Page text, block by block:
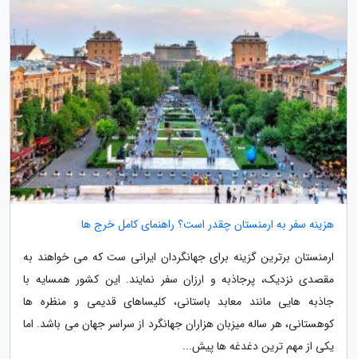
هزینه سفر به ارمنستان چقدر است؟ راهنمای کامل خرج ها
ارمنستان برترین گزینه برای جهانگردان ایرانی ست که می خواهند به
مقصدی نزدیک، پرجاذبه و ارزان سفر نمایند. این کشور همسایه با
جاذبه هایی مانند معابد باستانی، کلیساهای قدیمی و منظره ها
کوهستانی، هر ساله میزبان هزاران جهانگرد از سراسر جهان می باشد. اما
یکی از مهم ترین دغدغه ها پیش...